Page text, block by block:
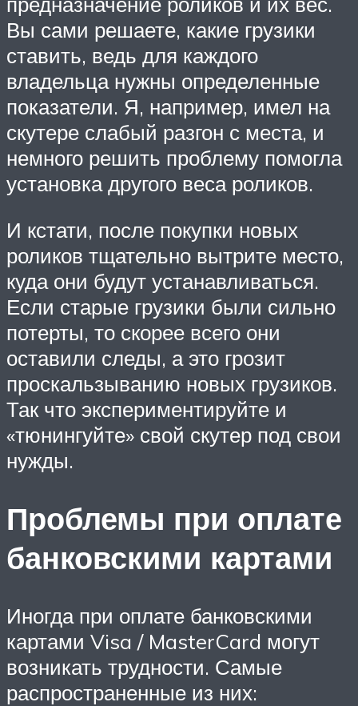
Вы сами решаете, какие грузики
ставить, ведь для каждого
владельца нужны определенные
показатели. Я, например, имел на
скутере слабый разгон с места, и
немного решить проблему помогла
установка другого веса роликов.
И кстати, после покупки новых
роликов тщательно вытрите место,
куда они будут устанавливаться.
Если старые грузики были сильно
потерты, то скорее всего они
оставили следы, а это грозит
проскальзыванию новых грузиков.
Так что экспериментируйте и
«тюнингуйте» свой скутер под свои
нужды.
Проблемы при оплате
банковскими картами
Иногда при оплате банковскими
картами Visa / MasterCard могут
возникать трудности. Самые
распространенные из них: